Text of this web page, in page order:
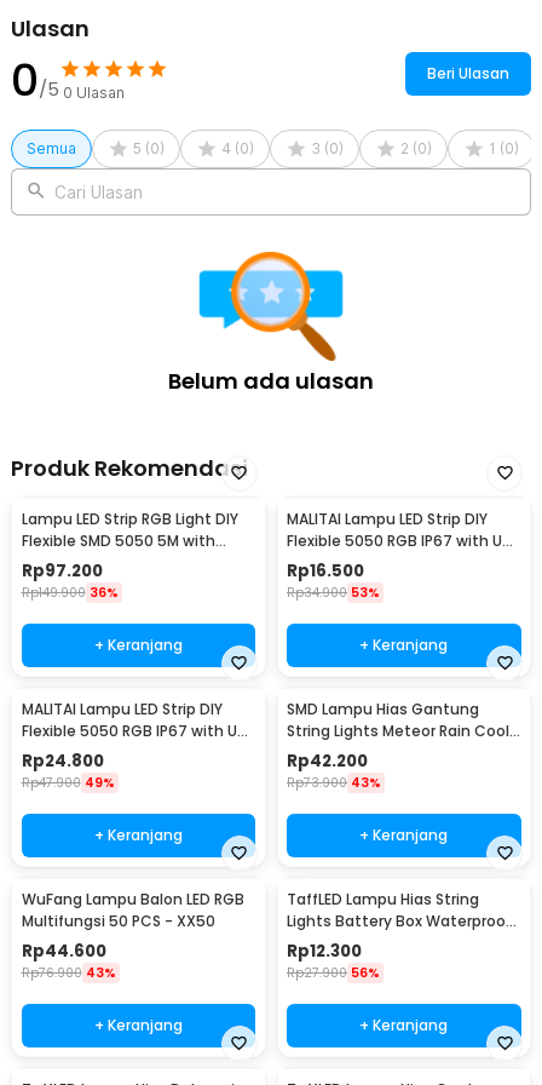
Ulasan
0/5 0 Ulasan
Beri Ulasan
Semua 5 (0) 4 (0) 3 (0) 2 (0) 1 (0)
Cari Ulasan
Belum ada ulasan
Produk Rekomendasi
Lampu LED Strip RGB Light DIY
Flexible SMD 5050 5M with
Remote
Rp97.200
Rp149.900 36%
+ Keranjang
MALITAI Lampu LED Strip DIY
Flexible 5050 RGB IP67 with USB
Controller 1M - SMD2835
Rp16.500
Rp34.900 53%
+ Keranjang
MALITAI Lampu LED Strip DIY
Flexible 5050 RGB IP67 with USB
Controller 2M - SMD2835
Rp24.800
Rp47.900 49%
+ Keranjang
SMD Lampu Hias Gantung
String Lights Meteor Rain Cool
White 30cm 8 PCS
Rp42.200
Rp73.900 43%
+ Keranjang
WuFang Lampu Balon LED RGB
Multifungsi 50 PCS - XX50
Rp44.600
Rp76.900 43%
+ Keranjang
TaffLED Lampu Hias String
Lights Battery Box Waterproof
50 LED 5M - G5
Rp12.300
Rp27.900 56%
+ Keranjang